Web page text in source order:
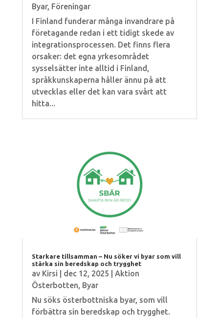
Byar, Föreningar
I Finland funderar många invandrare på
företagande redan i ett tidigt skede av
integrationsprocessen. Det finns flera
orsaker: det egna yrkesområdet
sysselsätter inte alltid i Finland,
språkkunskaperna håller ännu på att
utvecklas eller det kan vara svårt att
hitta...
Starkare tillsamman – Nu söker vi byar som vill
stärka sin beredskap och trygghet
av Kirsi dec 12, 2025
Aktion
Österbotten, Byar
Nu söks österbottniska byar, som vill
förbättra sin beredskap och trygghet.